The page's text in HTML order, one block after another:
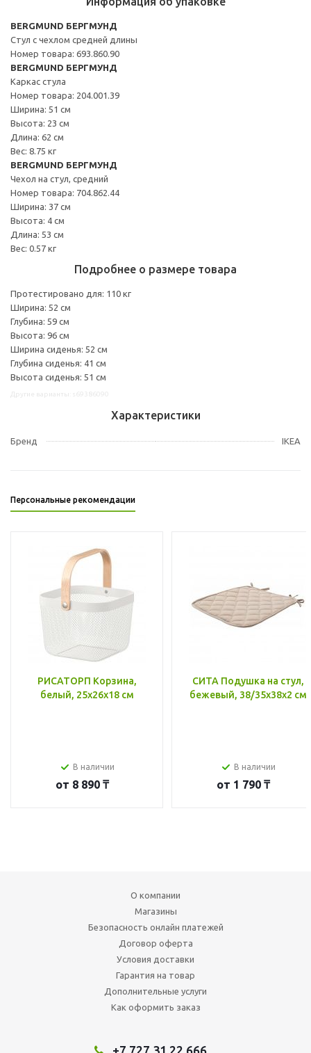
BERGMUND БЕРГМУНД
Стул с чехлом средней длины
Номер товара: 693.860.90
BERGMUND БЕРГМУНД
Каркас стула
Номер товара: 204.001.39
Ширина: 51 см
Высота: 23 см
Длина: 62 см
Вес: 8.75 кг
BERGMUND БЕРГМУНД
Чехол на стул, средний
Номер товара: 704.862.44
Ширина: 37 см
Высота: 4 см
Длина: 53 см
Вес: 0.57 кг
Подробнее о размере товара
Протестировано для: 110 кг
Ширина: 52 см
Глубина: 59 см
Высота: 96 см
Ширина сиденья: 52 см
Глубина сиденья: 41 см
Высота сиденья: 51 см
Характеристики
Бренд IKEA
Персональные рекомендации
РИСАТОРП Корзина,
белый, 25x26x18 см
В наличии
от 8 890 ₸
СИТА Подушка на стул,
бежевый, 38/35x38x2 см
В наличии
от 1 790 ₸
О компании
Магазины
Безопасность онлайн платежей
Договор оферта
Условия доставки
Гарантия на товар
Дополнительные услуги
Как оформить заказ
+7 727 31 22 666